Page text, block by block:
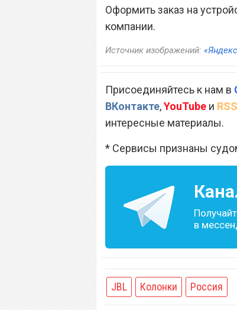
Оформить заказ на
компании.
Источник изображений:
Присоединяйтесь к нам в
ВКонтакте,YouTube и RSS
интересные материалы.
* Сервисы признаны
в
JBL Колонки Россия